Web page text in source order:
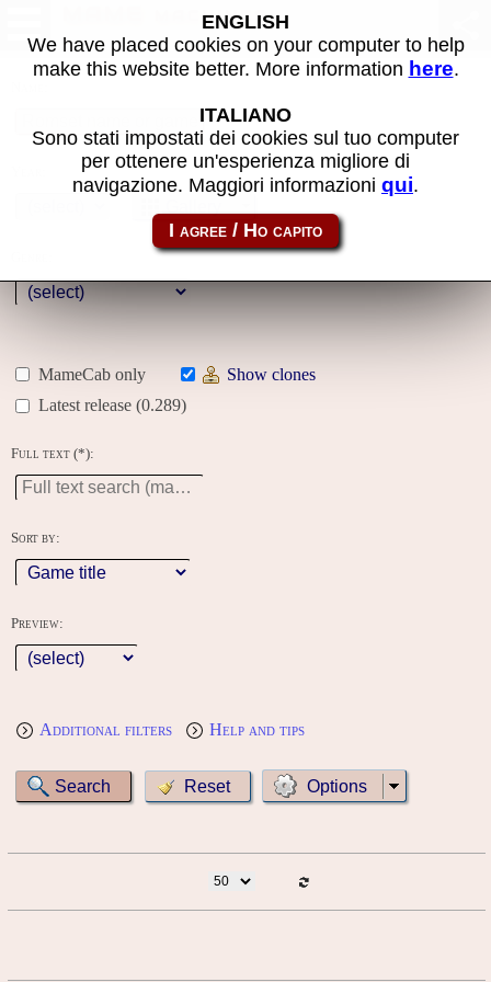
MAME machines
MameCab only
Show clones
Latest release (0.289)
Full text (*):
Sort by:
Preview:
Additional filters Help and tips
Options
ENGLISH
We have placed cookies on your computer to help
make this website better. More information here.
ITALIANO
Sono stati impostati dei cookies sul tuo computer
per ottenere un'esperienza migliore di
navigazione. Maggiori informazioni qui.